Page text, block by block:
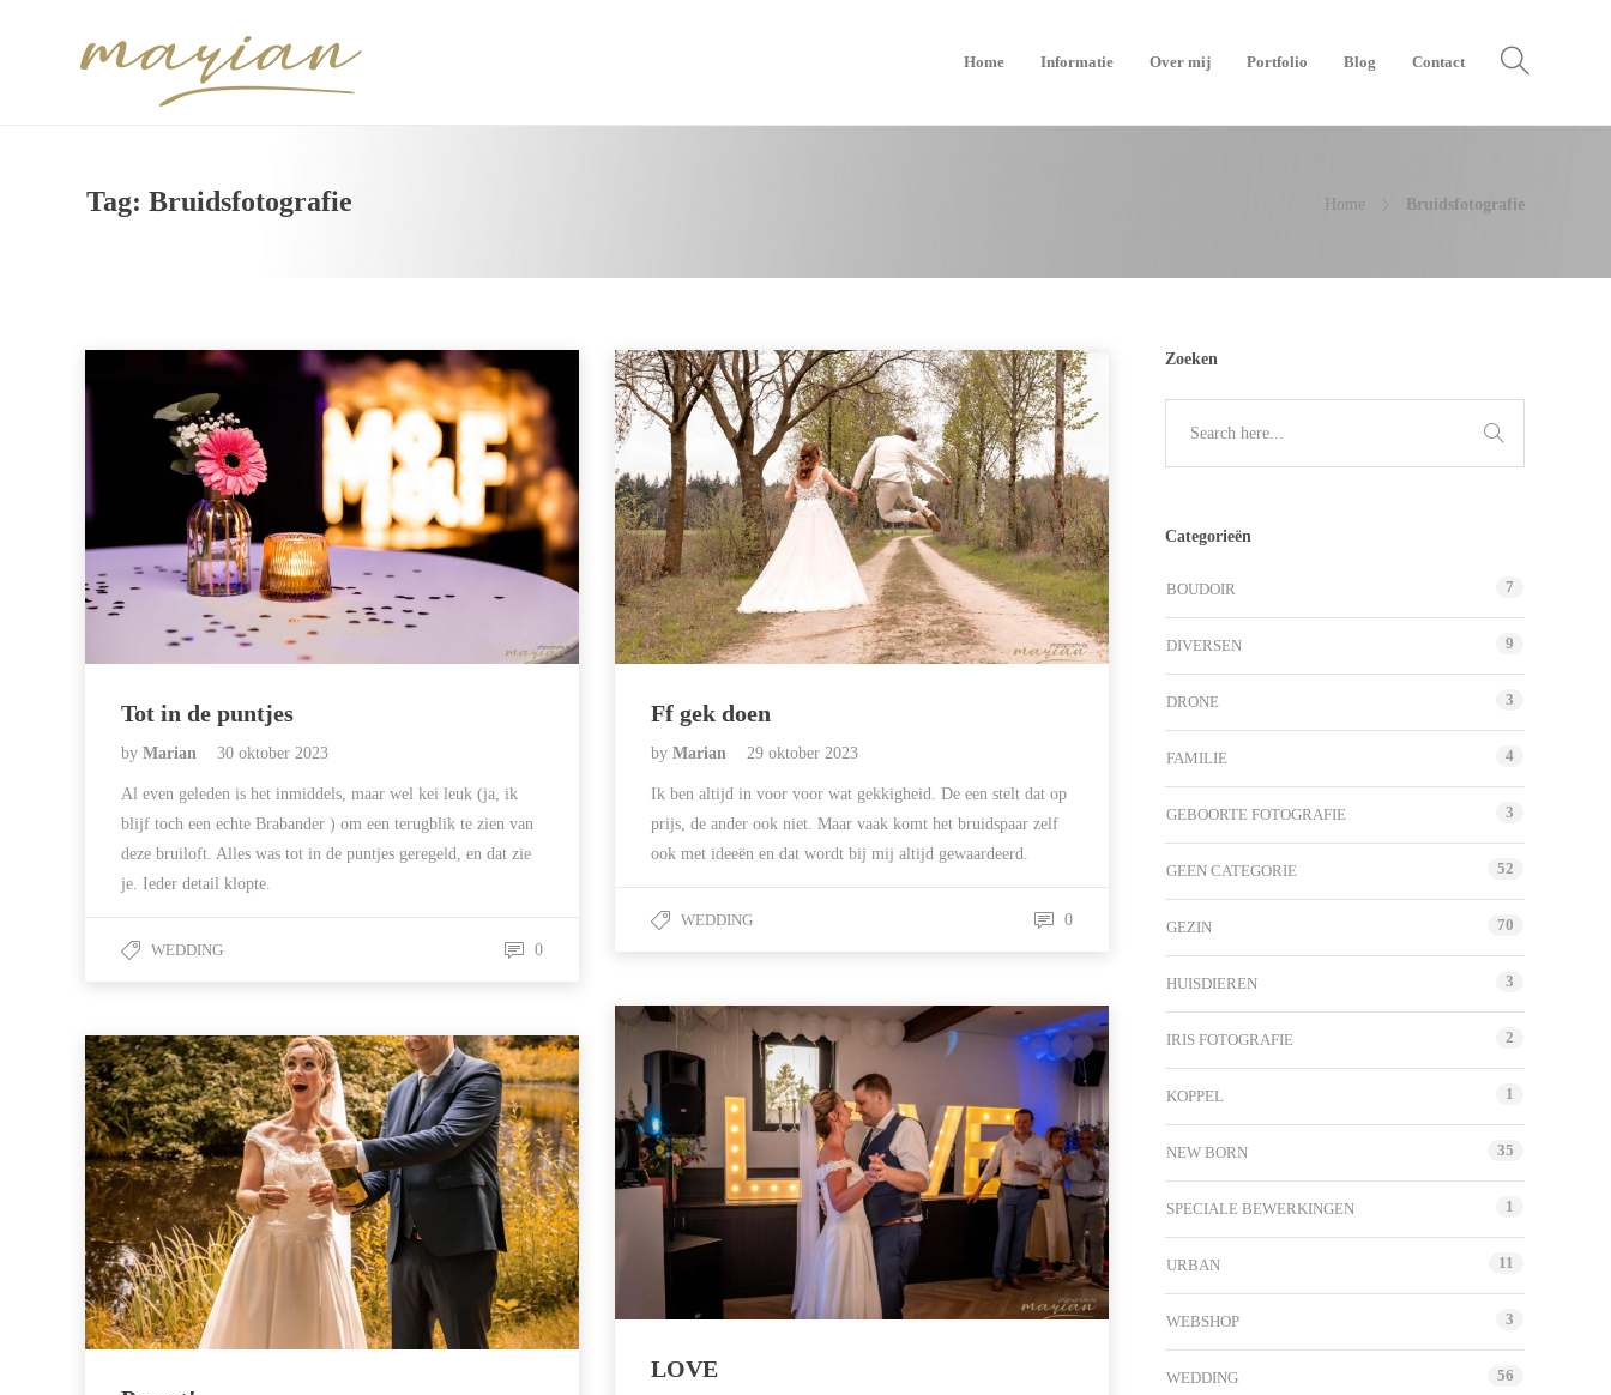
Home Informatie Over mij Portfolio Blog Contact
Tag: Bruidsfotografie Home Bruidsfotografie
Tot in de puntjes
by Marian 30 oktober 2023
Al even geleden is het inmiddels, maar wel kei leuk (ja, ik
blijf toch een echte Brabander ) om een terugblik te zien van
deze bruiloft. Alles was tot in de puntjes geregeld, en dat zie
je. Ieder detail klopte.
WEDDING 0
Ff gek doen
by Marian 29 oktober 2023
Ik ben altijd in voor voor wat gekkigheid. De een stelt dat op
prijs, de ander ook niet. Maar vaak komt het bruidspaar zelf
ook met ideeën en dat wordt bij mij altijd gewaardeerd.
WEDDING 0
LOVE
Zoeken
Categorieën
BOUDOIR 7
DIVERSEN 9
DRONE 3
FAMILIE 4
GEBOORTE FOTOGRAFIE 3
GEEN CATEGORIE 52
GEZIN 70
HUISDIEREN 3
IRIS FOTOGRAFIE 2
KOPPEL 1
NEW BORN 35
SPECIALE BEWERKINGEN 1
URBAN 11
WEBSHOP 3
WEDDING 56